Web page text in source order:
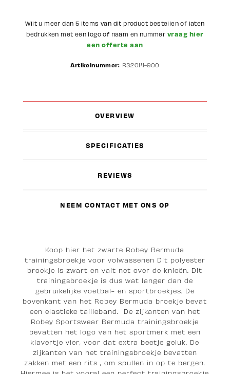
Wilt u meer dan 5 items van dit product bestellen of laten
bedrukken met een logo of naam en nummer vraag hier
een offerte aan
Artikelnummer: RS2014-900
OVERVIEW
SPECIFICATIES
REVIEWS
NEEM CONTACT MET ONS OP
Koop hier het zwarte Robey Bermuda
trainingsbroekje voor volwassenen Dit polyester
broekje is zwart en valt net over de knieën. Dit
trainingsbroekje is dus wat langer dan de
gebruikelijke voetbal- en sportbroekjes. De
bovenkant van het Robey Bermuda broekje bevat
een elastieke tailleband. De zijkanten van het
Robey Sportswear Bermuda trainingsbroekje
bevatten het logo van het sportmerk met een
klavertje vier, voor dat extra beetje geluk. De
zijkanten van het trainingsbroekje bevatten
zakken met een rits , om spullen in op te bergen.